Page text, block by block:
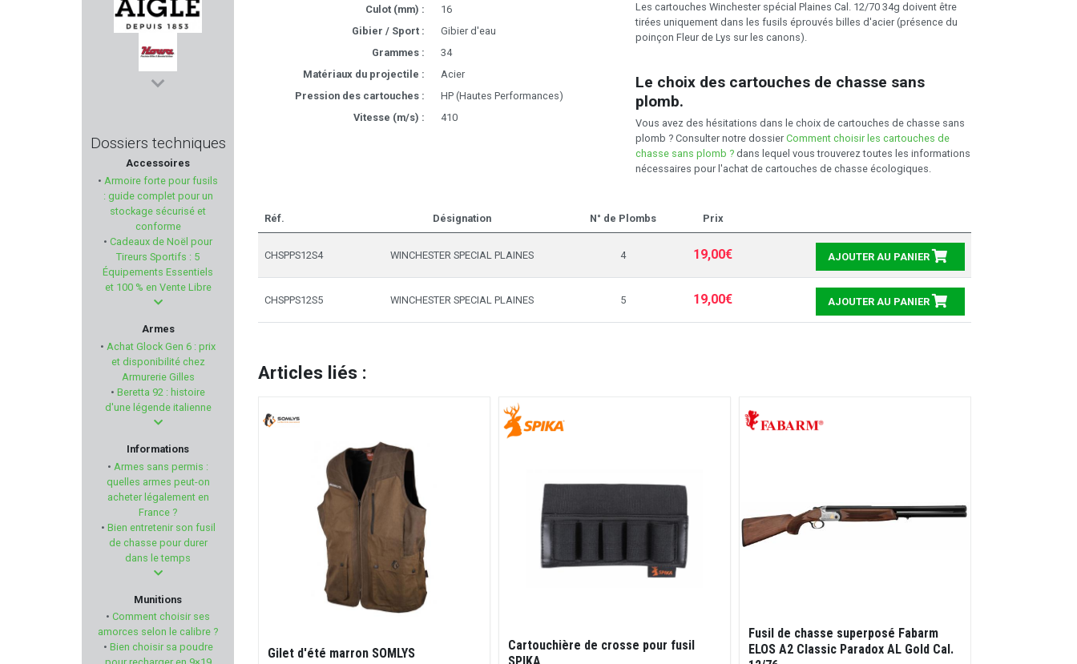
SPRINGFIELD ARMORY
AIGLE
HOWA
STOPTIR
PUMA-TEC
PIEXON
BAVARIAN TACTICAL SYSTEM
SELLIER & BELLOT
UNIQUE
TUNET
NORICA
SWAB-ITS - BORE-WHIPS
WEAVER
Dossiers techniques
Accessoires
• Armoire forte pour fusils
: guide complet pour un
stockage sécurisé et
conforme
• Cadeaux de Noël pour
Tireurs Sportifs : 5
Équipements Essentiels
et 100 % en Vente Libre
Armes
• Achat Glock Gen 6 : prix
et disponibilité chez
Armurerie Gilles
• Beretta 92 : histoire
d'une légende italienne
Informations
• Armes sans permis :
quelles armes peut-on
acheter légalement en
France ?
• Bien entretenir son fusil
de chasse pour durer
dans le temps
Munitions
• Comment choisir ses
amorces selon le calibre ?
• Bien choisir sa poudre
Culot (mm) :
16
Gibier / Sport :
Gibier d'eau
Grammes :
34
Matériaux du projectile :
Acier
Pression des cartouches :
HP (Hautes Performances)
Vitesse (m/s) :
410
Les cartouches Winchester spécial Plaines Cal. 12/70 34g doivent être
tirées uniquement dans les fusils éprouvés billes d'acier (présence du
poinçon Fleur de Lys sur les canons).
Le choix des cartouches de chasse sans
plomb.
Vous avez des hésitations dans le choix de cartouches de chasse sans
plomb ? Consulter notre dossier Comment choisir les cartouches de
chasse sans plomb ? dans lequel vous trouverez toutes les informations
nécessaires pour l'achat de cartouches de chasse écologiques.
Réf. Désignation N° de Plombs Prix
CHSPPS12S4 WINCHESTER SPECIAL PLAINES 4 19,00€ AJOUTER AU PANIER
CHSPPS12S5 WINCHESTER SPECIAL PLAINES 5 19,00€ AJOUTER AU PANIER
Articles liés :
Caesar Guerini MAGNUS Ergal Bascule
Faux Corps - Cal. 12/76 Canon 71cm
Gilet d'été marron SOMLYS
Cartouchière de crosse pour fusil
Fusil de chasse superposé Fabarm
ELOS A2 Classic Paradox AL Gold Cal.